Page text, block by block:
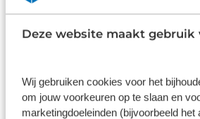
Deze website maakt gebruik
Wij gebruiken cookies voor het
om jouw voorkeuren op te slaan en
marketingdoeleinden (bijvoorbeeld het
Wat klanten over
9,0
5